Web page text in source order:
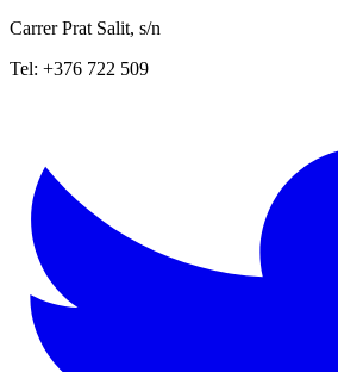
Carrer Prat Salit, s/n
Tel: +376 722 509